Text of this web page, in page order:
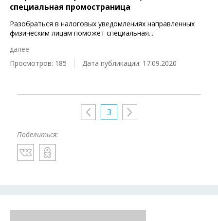
специальная промостраница
Разобраться в налоговых уведомлениях направленных
физическим лицам поможет специальная...
далее
Просмотров: 185
Дата публикации: 17.09.2020
3
Поделиться: